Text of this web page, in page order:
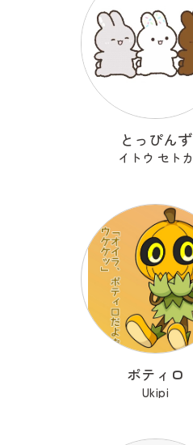
とっぴんず
イトウ セトカ
ポティロ
Ukipi